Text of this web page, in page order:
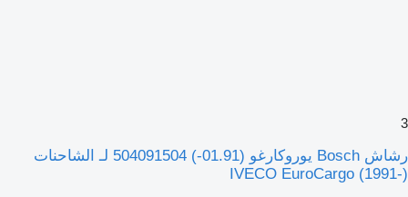
3
رشاش Bosch يوروكارغو (01.91-) 504091504 لـ الشاحنات
IVECO EuroCargo (1991-)